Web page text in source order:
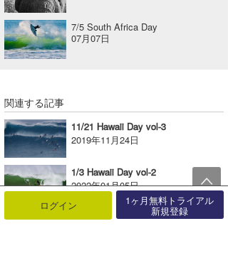
7/5 South Africa Day
07月07日
関連する記事
11/21 Hawaii Day vol-3
2019年11月24日
1/3 Hawaii Day vol-2
2022年01月05日
8/14 Wakayama Day
ログイン 1ヶ月無料トライアル
新規登録